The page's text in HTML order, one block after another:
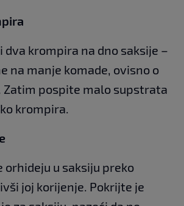
dva krompira na dno saksije –
na manje komade, ovisno o
Zatim pospite malo supstrata
krompira.
u saksiju preko
joj korijenje. Pokrijte je